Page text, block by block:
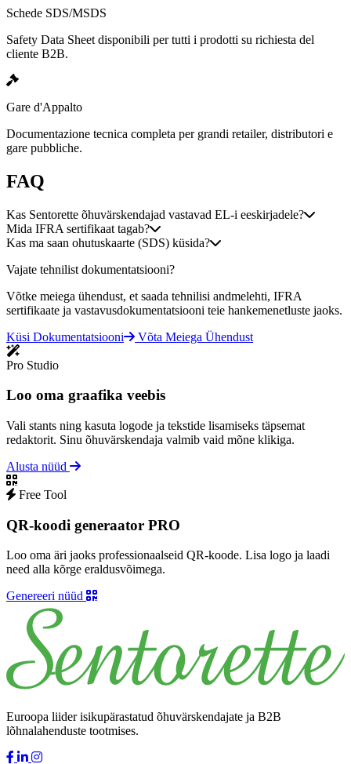
Schede SDS/MSDS
Safety Data Sheet disponibili per tutti i prodotti su richiesta del
cliente B2B.
Gare d'Appalto
Documentazione tecnica completa per grandi retailer, distributori e
gare pubbliche.
FAQ
Kas Sentorette õhuvärskendajad vastavad EL-i eeskirjadele?
Mida IFRA sertifikaat tagab?
Kas ma saan ohutuskaarte (SDS) küsida?
Vajate tehnilist dokumentatsiooni?
Võtke meiega ühendust, et saada tehnilisi andmelehti, IFRA
sertifikaate ja vastavusdokumentatsiooni teie hankemenetluste jaoks.
Küsi Dokumentatsiooni
Võta Meiega Ühendust
Pro Studio
Loo oma graafika veebis
Vali stants ning kasuta logode ja tekstide lisamiseks täpsemat
redaktorit. Sinu õhuvärskendaja valmib vaid mõne klikiga.
Alusta nüüd
Free Tool
QR-koodi generaator PRO
Loo oma äri jaoks professionaalseid QR-koode. Lisa logo ja laadi
need alla kõrge eraldusvõimega.
Genereeri nüüd
Euroopa liider isikupärastatud õhuvärskendajate ja B2B
lõhnalahenduste tootmises.